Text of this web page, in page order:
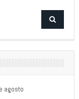
agosto